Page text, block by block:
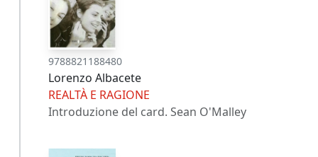
9788821188480
Lorenzo Albacete
REALTÀ E RAGIONE
Introduzione del card. Sean O'Malley